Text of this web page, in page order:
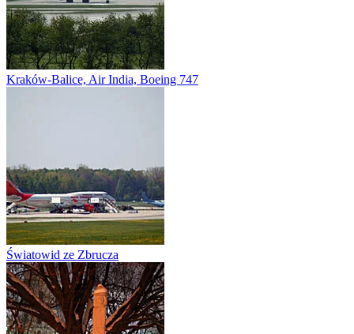
Kraków-Balice, Air India, Boeing 747
Światowid ze Zbrucza